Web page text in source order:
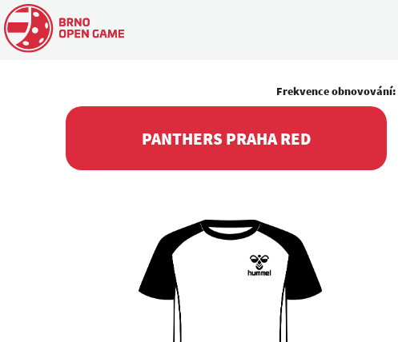
Frekvence obnovování:
PANTHERS PRAHA RED